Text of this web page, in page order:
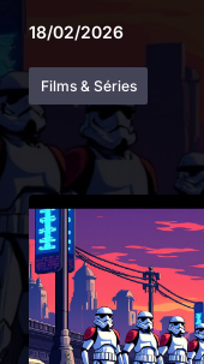
18/02/2026
Films & Séries